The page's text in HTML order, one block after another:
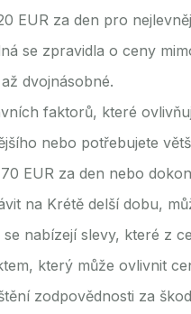
EUR za den pro
se zpravidla o ceny
dvojnásobné.
faktorů, které
nebo potřebujete
EUR za den nebo
na Krétě delší dobu,
se nabízejí slevy, které z
který může ovlivnit
zodpovědnosti za